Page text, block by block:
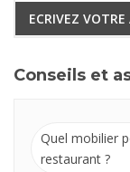
ECRIVEZ VOTRE
Conseils et
Quel mobilier
restaurant ?